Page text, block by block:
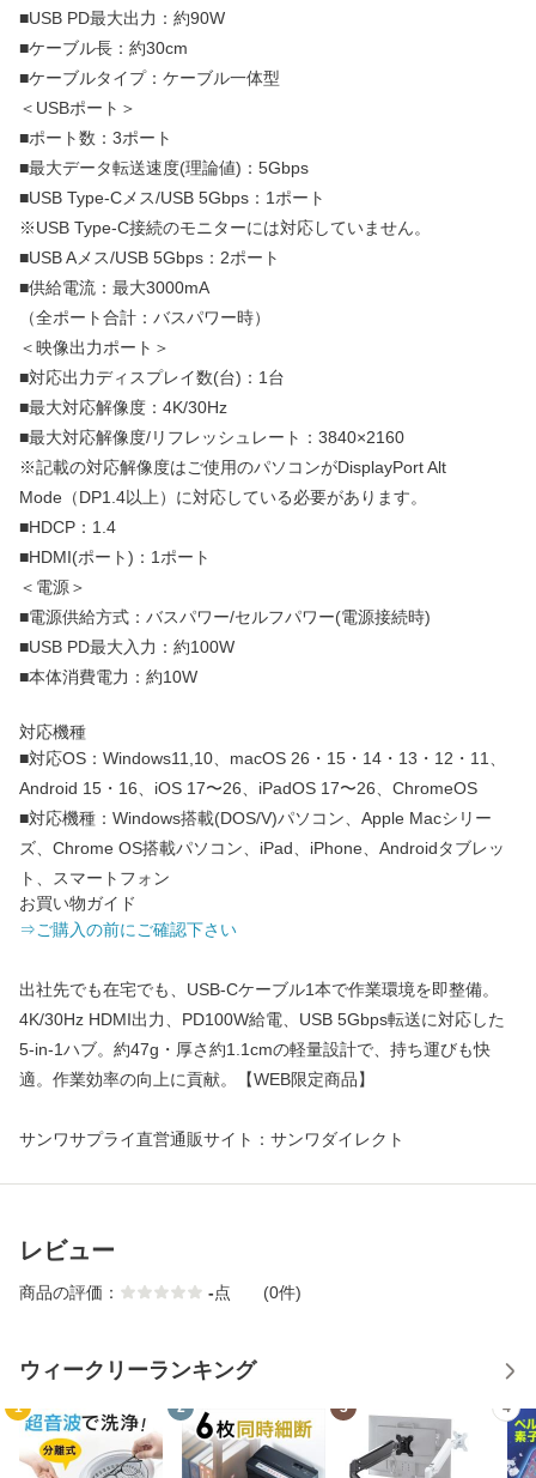
■USB PD最大出力：約90W
■ケーブル長：約30cm
■ケーブルタイプ：ケーブル一体型
＜USBポート＞
■ポート数：3ポート
■最大データ転送速度(理論値)：5Gbps
■USB Type-Cメス/USB 5Gbps：1ポート
※USB Type-C接続のモニターには対応していません。
■USB Aメス/USB 5Gbps：2ポート
■供給電流：最大3000mA
（全ポート合計：バスパワー時）
＜映像出力ポート＞
■対応出力ディスプレイ数(台)：1台
■最大対応解像度：4K/30Hz
■最大対応解像度/リフレッシュレート：3840×2160
※記載の対応解像度はご使用のパソコンがDisplayPort Alt
Mode（DP1.4以上）に対応している必要があります。
■HDCP：1.4
■HDMI(ポート)：1ポート
＜電源＞
■電源供給方式：バスパワー/セルフパワー(電源接続時)
■USB PD最大入力：約100W
■本体消費電力：約10W
対応機種
■対応OS：Windows11,10、macOS 26・15・14・13・12・11、
Android 15・16、iOS 17〜26、iPadOS 17〜26、ChromeOS
■対応機種：Windows搭載(DOS/V)パソコン、Apple Macシリー
ズ、Chrome OS搭載パソコン、iPad、iPhone、Androidタブレッ
ト、スマートフォン
お買い物ガイド
⇒ご購入の前にご確認下さい
出社先でも在宅でも、USB-Cケーブル1本で作業環境を即整備。
4K/30Hz HDMI出力、PD100W給電、USB 5Gbps転送に対応した
5-in-1ハブ。約47g・厚さ約1.1cmの軽量設計で、持ち運びも快
適。作業効率の向上に貢献。【WEB限定商品】
サンワサプライ直営通販サイト：サンワダイレクト
レビュー
商品の評価： -点 (0件)
ウィークリーランキング
1 2 3 4